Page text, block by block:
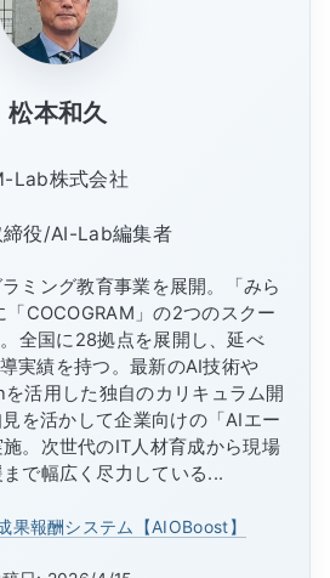
松本和久
Lab株式会社
締役/AI-Lab編集者
ミング教育事業を展開。「みら
COCOGRAM」の2つのスクー
全国に28拠点を展開し、延べ
実績を持つ。最新のAI技術や
活用した独自のカリキュラム開
を活かして企業向けの「AIエー
。次世代のIT人材育成から現場
で幅広く尽力している...
果報酬システム【AIOBoost】